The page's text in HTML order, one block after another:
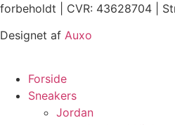
forbeholdt | CVR: 43628704 |
Designet af Auxo
Forside
Sneakers
Jordan